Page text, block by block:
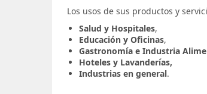
Los usos de sus productos y
Salud y Hospitales,
Educación y Oficinas,
Gastronomía e Industria
Hoteles y Lavanderías,
Industrias en general.